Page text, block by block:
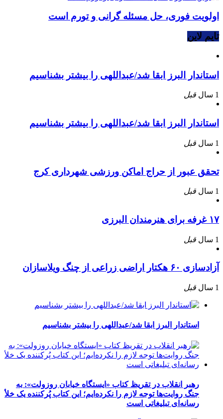
اولویت فوری، حل مسئله گرانی و تورم است
تایم لاین
استاندار البرز ابقا شد/عبداللهی را بیشتر بشناسیم
1 سال قبل
استاندار البرز ابقا شد/عبداللهی را بیشتر بشناسیم
1 سال قبل
تحقق عبور از حراج اماکن ورزشی شهرداری کرج
1 سال قبل
۱۷ غرفه برای هنرمندان البرزی
1 سال قبل
آزادسازی ۶۰ هکتار اراضی زراعی از چنگ ویلاسازان
1 سال قبل
استاندار البرز ابقا شد/عبداللهی را بیشتر بشناسیم
رهبر انقلاب در تقریظ کتاب «ایستگاه خیابان روزولت»: به
جنگ روایت‌ها توجه لازم را نکرده‌ایم؛ این کتاب پُرکننده‌ یک خلأ
رسانه‌ای تبلیغاتی است